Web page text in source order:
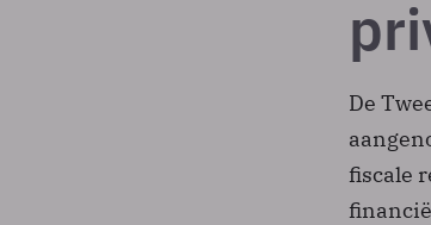
De
fiscale